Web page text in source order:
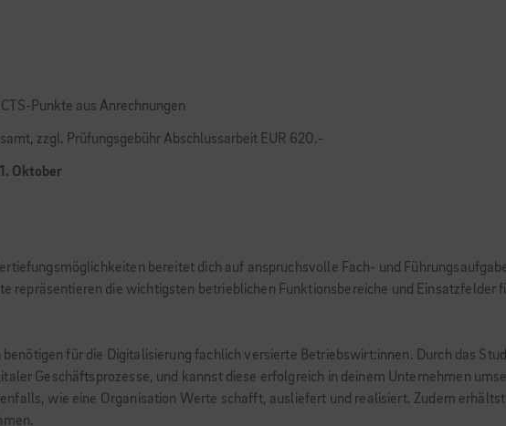
Punkte aus Anrechnungen
zzgl. Prüfungsgebühr Abschlussarbeit EUR 620.-
Oktober
bereitet dich auf anspruchsvolle Fach- und
repräsentieren die wichtigsten betrieblichen Funktionsbereiche und Einsatzfelder
für die Digitalisierung fachlich versierte Betriebswirt:innen. Durch das
Geschäftsprozesse, und kannst diese erfolgreich in deinem Unternehmen
wie eine Organisation Werte schafft, ausliefert und realisiert. Zudem